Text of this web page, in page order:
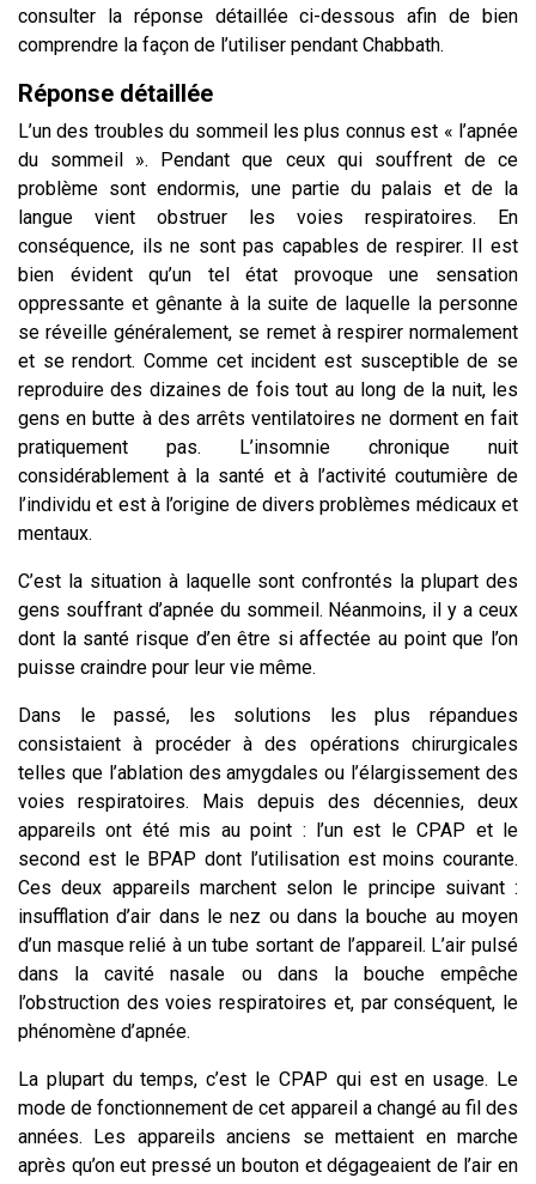
consulter la réponse détaillée ci-dessous afin de bien
comprendre la façon de l’utiliser pendant Chabbath.
Réponse détaillée
L’un des troubles du sommeil les plus connus est « l’apnée
du sommeil ». Pendant que ceux qui souffrent de ce
problème sont endormis, une partie du palais et de la
langue vient obstruer les voies respiratoires. En
conséquence, ils ne sont pas capables de respirer. Il est
bien évident qu’un tel état provoque une sensation
oppressante et gênante à la suite de laquelle la personne
se réveille généralement, se remet à respirer normalement
et se rendort. Comme cet incident est susceptible de se
reproduire des dizaines de fois tout au long de la nuit, les
gens en butte à des arrêts ventilatoires ne dorment en fait
pratiquement pas. L’insomnie chronique nuit
considérablement à la santé et à l’activité coutumière de
l’individu et est à l’origine de divers problèmes médicaux et
mentaux.
C’est la situation à laquelle sont confrontés la plupart des
gens souffrant d’apnée du sommeil. Néanmoins, il y a ceux
dont la santé risque d’en être si affectée au point que l’on
puisse craindre pour leur vie même.
Dans le passé, les solutions les plus répandues
consistaient à procéder à des opérations chirurgicales
telles que l’ablation des amygdales ou l’élargissement des
voies respiratoires. Mais depuis des décennies, deux
appareils ont été mis au point : l’un est le CPAP et le
second est le BPAP dont l’utilisation est moins courante.
Ces deux appareils marchent selon le principe suivant :
insufflation d’air dans le nez ou dans la bouche au moyen
d’un masque relié à un tube sortant de l’appareil. L’air pulsé
dans la cavité nasale ou dans la bouche empêche
l’obstruction des voies respiratoires et, par conséquent, le
phénomène d’apnée.
La plupart du temps, c’est le CPAP qui est en usage. Le
mode de fonctionnement de cet appareil a changé au fil des
années. Les appareils anciens se mettaient en marche
après qu’on eut pressé un bouton et dégageaient de l’air en